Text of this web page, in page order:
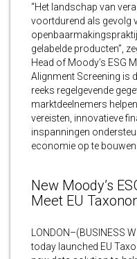
“Het landschap van
voortdurend als gevolg
gelabelde producten”,
Head of Moody’s ESG
Alignment Screening is
reeks regelgevende
marktdeelnemers
vereisten, innovatieve
inspanningen
economie op te
New Moody’s
Meet EU
LONDON–(BUSINESS
today launched EU